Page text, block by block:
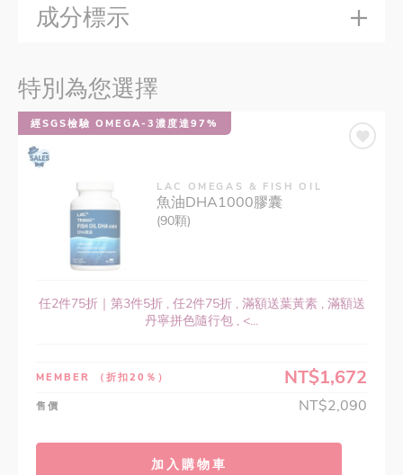
成分標示
特別為您選擇
經SGS檢驗 OMEGA-3濃度達97%
LAC OMEGAS & FISH OIL
魚油DHA1000膠囊
(90顆)
任2件75折｜第3件5折 , 任2件75折 , 滿額送葉黃素 , 滿額送
丹寧拼色隨行包 , <...
MEMBER （折扣20％） NT$1,672
售價 NT$2,090
加入購物車